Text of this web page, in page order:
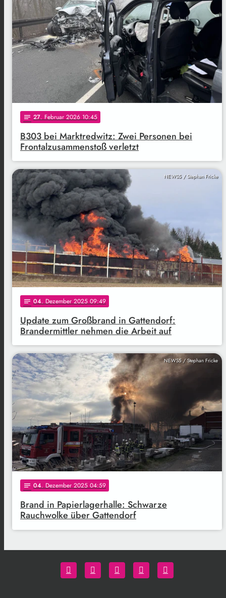
notes 27. Februar 2026 10:45
B303 bei Marktredwitz: Zwei Personen bei
Frontalzusammenstoß verletzt
NEWS5 / Stephan Fricke
notes 04. Dezember 2025 09:49
Update zum Großbrand in Gattendorf:
Brandermittler nehmen die Arbeit auf
NEWS5 / Stephan Fricke
notes 04. Dezember 2025 04:59
Brand in Papierlagerhalle: Schwarze
Rauchwolke über Gattendorf